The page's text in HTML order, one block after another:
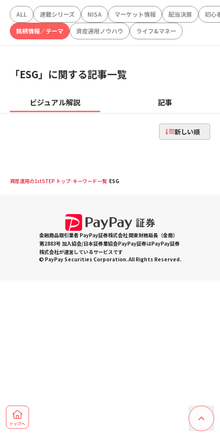
ALL 連載シリーズ NISA マーケット情報 配当決算
初心
銘柄情報／テーマ
資産運用ノウハウ ライフ&マネー
「ESG」に関する記事一覧
ビジュアル解説 記事
新しい順
資産運用の1stSTEP トップ キーワード一覧 ESG
金融商品取引業者 PayPay証券株式会社 関東財務局長（金商）
第2883号 加入協会/日本証券業協会PayPay証券はPayPay証券
株式会社が運営しているサービスです
© PayPay Securities Corporation. All Rights Reserved.